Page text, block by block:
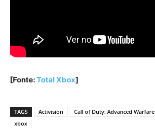
[Fonte:Total Xbox]
TAGS Activision Call of Duty: Advanced Warfare
xbox